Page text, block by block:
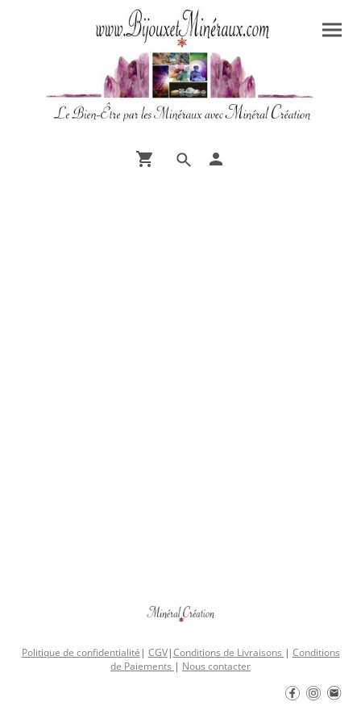
Politique de confidentialité | CGV|Conditions de Livraisons | Conditions
de Paiements | Nous contacter